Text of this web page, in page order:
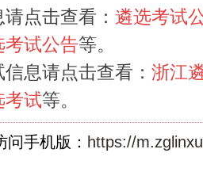
点击查看： 遴选考试
考试公告等。
息请点击查看： 浙江
考试等。
问手机版： https://